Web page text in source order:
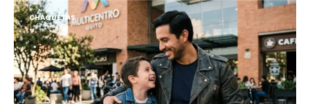
CHAQUETAS